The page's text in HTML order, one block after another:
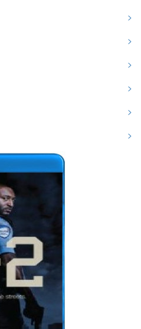
>
>
>
>
>
>